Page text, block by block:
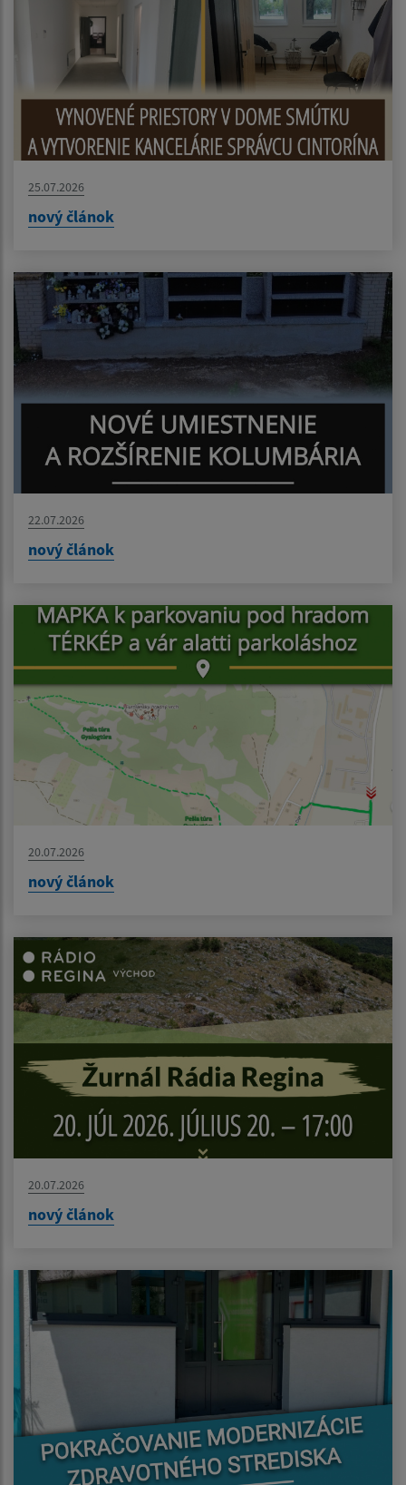
25.07.2026
nový článok
22.07.2026
nový článok
20.07.2026
nový článok
20.07.2026
nový článok